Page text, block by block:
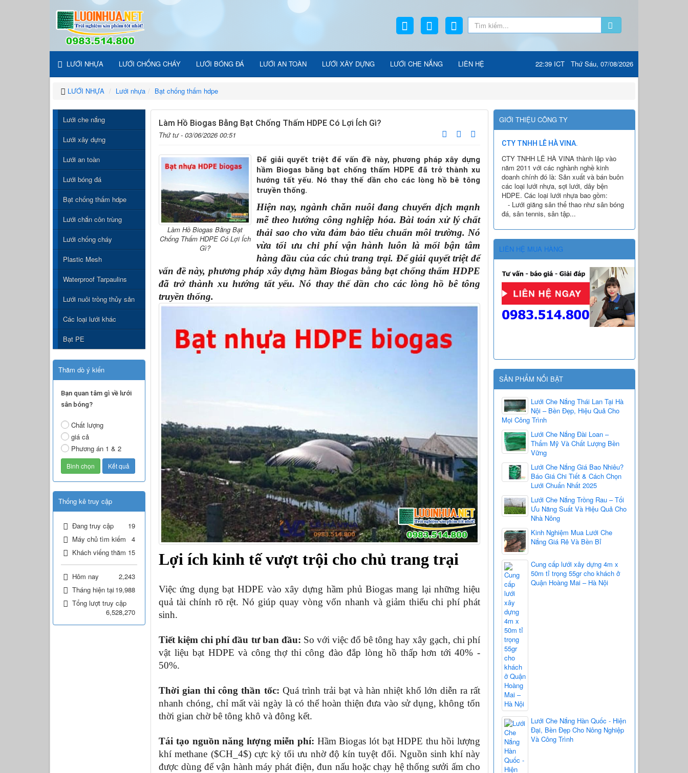
LƯỚI NHỰA LƯỚI CHỐNG CHÁY LƯỚI BÓNG ĐÁ LƯỚI AN TOÀN LƯỚI XÂY DỰNG LƯỚI CHE NẮNG LIÊN HỆ 22:39 ICT Thứ Sáu, 07/08/2026
LƯỚI NHỰA Lưới nhựa Bạt chống thấm hdpe
Làm Hồ Biogas Bằng Bạt Chống Thấm HDPE Có Lợi Ích Gì?
Thứ tư - 03/06/2026 00:51
Làm Hồ Biogas Bằng Bạt
Chống Thấm HDPE Có Lợi Ích
Gì?
Để giải quyết triệt để vấn đề này, phương pháp xây dựng
hầm Biogas bằng bạt chống thấm HDPE đã trở thành xu
hướng tất yếu. Nó thay thế dần cho các lòng hồ bê tông
truyền thống.
Hiện nay, ngành chăn nuôi đang chuyển dịch mạnh
mẽ theo hướng công nghiệp hóa. Bài toán xử lý chất
thải sao cho vừa đảm bảo tiêu chuẩn môi trường. Nó
vừa tối ưu chi phí vận hành luôn là mối bận tâm
hàng đầu của các chủ trang trại. Để giải quyết triệt để
vấn đề này, phương pháp xây dựng hầm Biogas bằng bạt chống thấm HDPE
đã trở thành xu hướng tất yếu. Nó thay thế dần cho các lòng hồ bê tông
truyền thống.
Lợi ích kinh tế vượt trội cho chủ trang trại
Việc ứng dụng bạt HDPE vào xây dựng hầm phủ Biogas mang lại những hiệu
quả tài chính rõ rệt. Nó giúp quay vòng vốn nhanh và giảm thiểu chi phí phát
sinh.
Tiết kiệm chi phí đầu tư ban đầu: So với việc đổ bê tông hay xây gạch, chi phí
vật liệu bạt HDPE và công thợ thi công đào đắp lòng hồ thấp hơn tới 40% -
50%.
Thời gian thi công thần tốc: Quá trình trải bạt và hàn nhiệt khổ lớn diễn ra rất
nhanh chóng, chỉ mất vài ngày là có thể hoàn thiện đưa vào sử dụng, không tốn
thời gian chờ bê tông khô và đông kết.
Tái tạo nguồn năng lượng miễn phí: Hầm Biogas lót bạt HDPE thu hồi lượng
khí methane ($CH_4$) cực kỳ tối ưu nhờ độ kín tuyệt đối. Nguồn sinh khí này
được dùng để vận hành máy phát điện, đun nấu hoặc chạy hệ thống sưởi ấm cho
GIỚI THIỆU CÔNG TY
CTY TNHH LÊ HÀ VINA.
CTY TNHH LÊ HÀ VINA thành lập vào
năm 2011 với các nghành nghề kinh
doanh chính đó là: Sản xuất và bán buôn
các loại lưới nhựa, sợi lưới, dây bện
HDPE. Các loại lưới nhựa bao gồm:
- Lưới giăng sân thể thao như sân bóng
đá, sân tennis, sân tập...
LIÊN HỆ MUA HÀNG
SẢN PHẨM NỔI BẬT
Lưới Che Nắng Thái Lan Tại Hà
Nội – Bền Đẹp, Hiệu Quả Cho
Mọi Công Trình
Lưới Che Nắng Đài Loan –
Thẩm Mỹ Và Chất Lượng Bền
Vững
Lưới Che Nắng Giá Bao Nhiêu?
Báo Giá Chi Tiết & Cách Chọn
Lưới Chuẩn Nhất 2025
Lưới Che Nắng Trồng Rau – Tối
Ưu Năng Suất Và Hiệu Quả Cho
Nhà Nông
Kinh Nghiệm Mua Lưới Che
Nắng Giá Rẻ Và Bền Bỉ
Cung cấp lưới xây dựng 4m x
50m tỉ trọng 55gr cho khách ở
Quận Hoàng Mai – Hà Nội
Lưới Che Nắng Hàn Quốc - Hiện
Đại, Bền Đẹp Cho Nông Nghiệp
Và Công Trình
Lưới che nắng
Lưới xây dựng
Lưới an toàn
Lưới bóng đá
Bạt chống thấm hdpe
Lưới chắn côn trùng
Lưới chống cháy
Plastic Mesh
Waterproof Tarpaulins
Lưới nuôi trồng thủy sản
Các loại lưới khác
Bạt PE
Thăm dò ý kiến
Bạn quan tâm gì về lưới
sân bóng?
Chất lượng
giá cả
Phương án 1 & 2
Thống kê truy cập
Đang truy cập
19
Máy chủ tìm kiếm
4
Khách viếng thăm 15
Hôm nay
2,243
Tháng hiện tại19,988
Tổng lượt truy cập
6,528,270